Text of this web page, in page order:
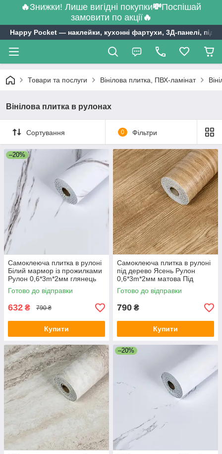
🔥Знижки! Лише вигідні покупки💸Поспішай
замовити по акції🔥
Happy Pocket ― наклейки, кухонні фартухи, 3Д-панелі,
Товари та послуги Вінілова плитка, ПВХ-ламінат
Вінілова плитка в рулонах
Сортування 0 Фільтри
–20%
Самоклеюча плитка в рулоні
Білий мармор із прожилками
Рулон 0,6*3m*2мм глянець
Сірий мармур ПВХ SW-
00001285
Готово до відправки
632 ₴ 790 ₴
Купити
Самоклеюча плитка в рулоні
під дерево Ясень Рулон
0,6*3m*2мм матова Під
дерево ПВХ декор вініл SW-
00001177
Готово до відправки
790 ₴
Купити
–20%